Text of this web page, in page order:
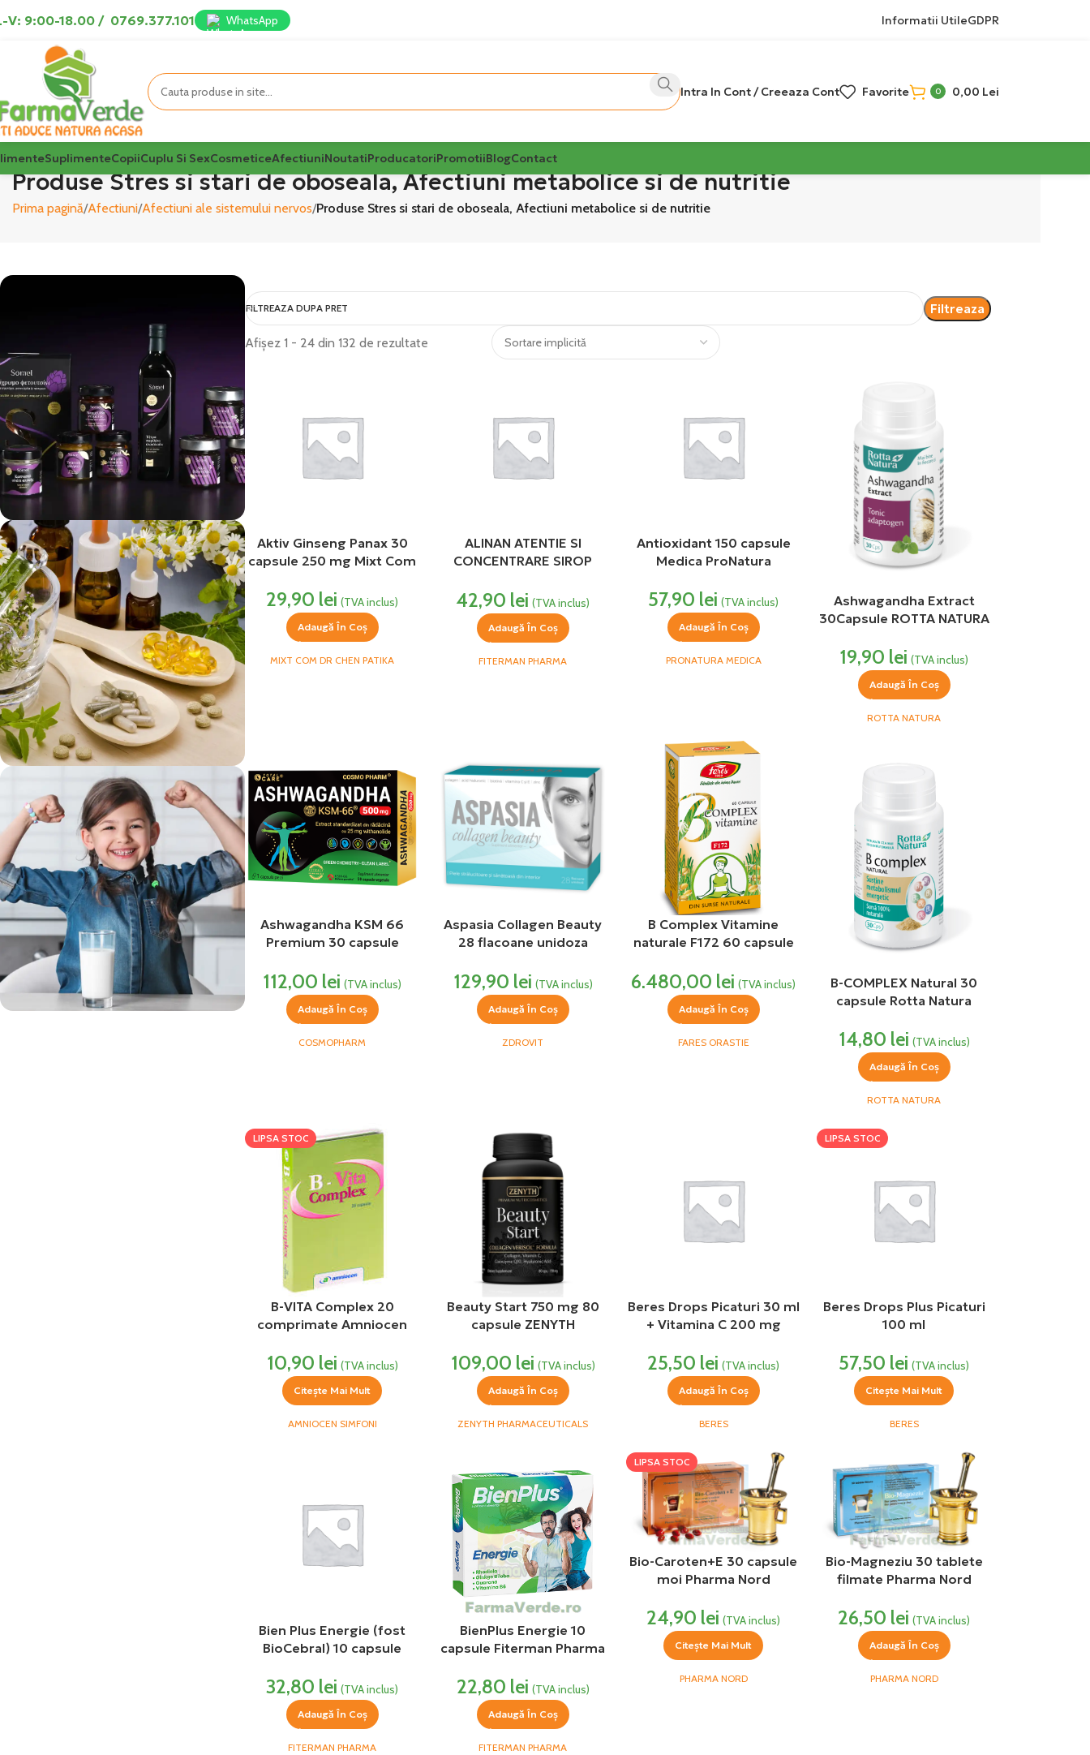
V: 9:00-18.00 / 0769.377.101 WhatsApp Informatii UtileGDPR
Intra In Cont / Creeaza Cont Favorite 0 0,00 Lei
SuplimenteCopiiCuplu Si SexCosmeticeAfectiuniNoutatiProducatoriPromotiiBlogContact
Produse Stres si stari de oboseala, Afectiuni metabolice si de nutritie
Prima pagină Afectiuni Afectiuni ale sistemului nervos Produse Stres si stari de oboseala, Afectiuni metabolice si de nutritie
vezi si...
Produse Alimentare
vezi si...
Suplimente
FILTREAZA DUPA PRET Filtreaza
Afișez 1 - 24 din 132 de rezultate
Aktiv Ginseng Panax 30
capsule 250 mg Mixt Com
29,90 lei (TVA inclus)
Adaugă În Coș
MIXT COM DR CHEN PATIKA
ALINAN ATENTIE SI
CONCENTRARE SIROP
ml) Fiterman Pharma
42,90 lei (TVA inclus)
Adaugă În Coș
FITERMAN PHARMA
Antioxidant 150 capsule
Medica ProNatura
57,90 lei (TVA inclus)
Adaugă În Coș
PRONATURA MEDICA
Ashwagandha Extract
30Capsule ROTTA NATURA
19,90 lei (TVA inclus)
Adaugă În Coș
ROTTA NATURA
Ashwagandha KSM 66
Premium 30 capsule
112,00 lei (TVA inclus)
Adaugă În Coș
COSMOPHARM
Aspasia Collagen Beauty
28 flacoane unidoza
129,90 lei (TVA inclus)
Adaugă În Coș
ZDROVIT
B Complex Vitamine
naturale F172 60 capsule
6.480,00 lei (TVA inclus)
Adaugă În Coș
FARES ORASTIE
B-COMPLEX Natural 30
capsule Rotta Natura
14,80 lei (TVA inclus)
Adaugă În Coș
ROTTA NATURA
LIPSA STOC
B-VITA Complex 20
comprimate Amniocen
10,90 lei (TVA inclus)
Citește Mai Mult
AMNIOCEN SIMFONI
Beauty Start 750 mg 80
capsule ZENYTH
109,00 lei (TVA inclus)
Adaugă În Coș
ZENYTH PHARMACEUTICALS
Beres Drops Picaturi 30 ml
+ Vitamina C 200 mg
25,50 lei (TVA inclus)
Adaugă În Coș
BERES
LIPSA STOC
Beres Drops Plus Picaturi
100 ml
57,50 lei (TVA inclus)
Citește Mai Mult
BERES
Bien Plus Energie (fost
BioCebral) 10 capsule
32,80 lei (TVA inclus)
Adaugă În Coș
FITERMAN PHARMA
BienPlus Energie 10
capsule Fiterman Pharma
22,80 lei (TVA inclus)
Adaugă În Coș
FITERMAN PHARMA
LIPSA STOC
Bio-Caroten+E 30 capsule
moi Pharma Nord
24,90 lei (TVA inclus)
Citește Mai Mult
PHARMA NORD
Bio-Magneziu 30 tablete
filmate Pharma Nord
26,50 lei (TVA inclus)
Adaugă În Coș
PHARMA NORD